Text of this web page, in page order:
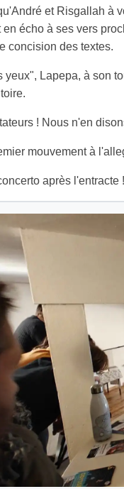
et Risgallah à
en écho à ses vers
concision des textes.
yeux", Lapepa, à son
! Nous n'en
mouvement à
après l'entracte !